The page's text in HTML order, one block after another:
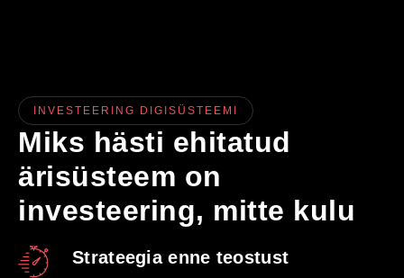
INVESTEERING DIGISÜSTEEMI
Miks hästi ehitatud
ärisüsteem on
investeering, mitte kulu
Strateegia enne teostust